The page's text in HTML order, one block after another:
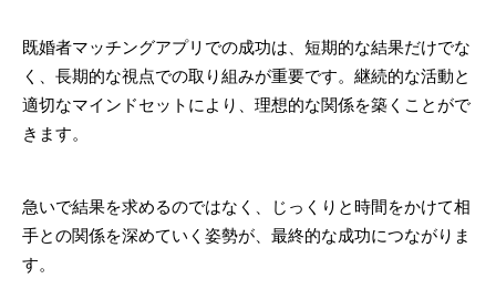
既婚者マッチングアプリでの成功は、短期的な結果だけでな
く、長期的な視点での取り組みが重要です。継続的な活動と
適切なマインドセットにより、理想的な関係を築くことがで
きます。
急いで結果を求めるのではなく、じっくりと時間をかけて相
手との関係を深めていく姿勢が、最終的な成功につながりま
す。